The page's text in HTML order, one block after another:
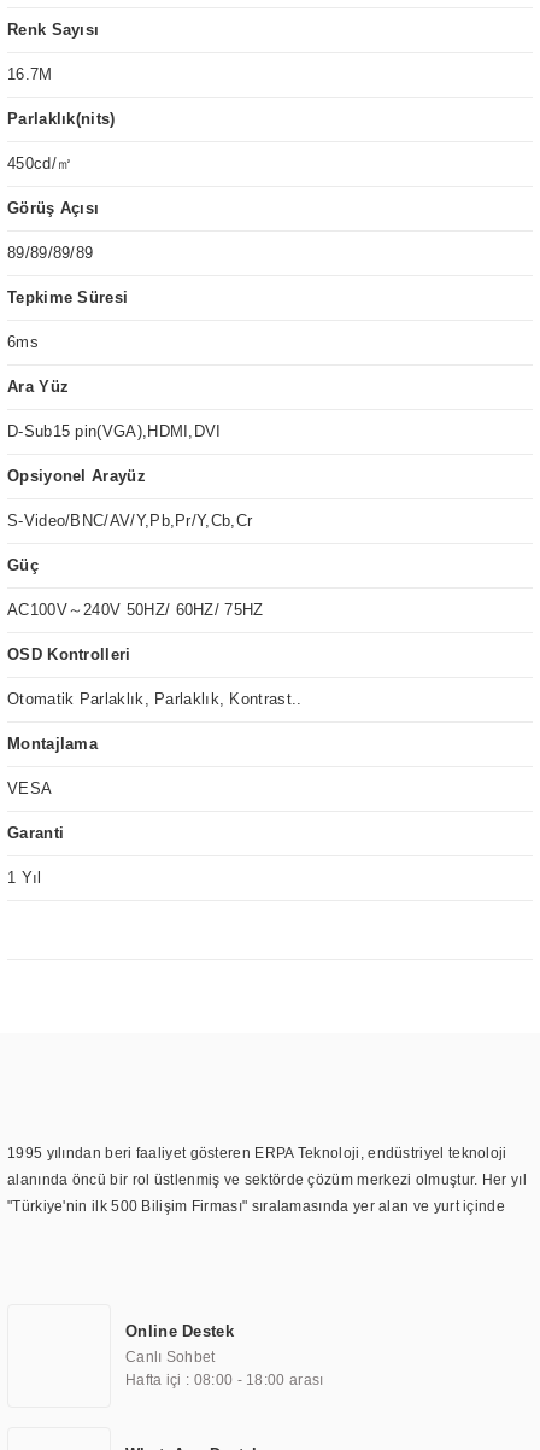
Renk Sayısı
16.7M
Parlaklık(nits)
450cd/㎡
Görüş Açısı
89/89/89/89
Tepkime Süresi
6ms
Ara Yüz
D-Sub15 pin(VGA),HDMI,DVI
Opsiyonel Arayüz
S-Video/BNC/AV/Y,Pb,Pr/Y,Cb,Cr
Güç
AC100V～240V 50HZ/ 60HZ/ 75HZ
OSD Kontrolleri
Otomatik Parlaklık, Parlaklık, Kontrast..
Montajlama
VESA
Garanti
1 Yıl
1995 yılından beri faaliyet gösteren ERPA Teknoloji, endüstriyel teknoloji
alanında öncü bir rol üstlenmiş ve sektörde çözüm merkezi olmuştur. Her yıl
"Türkiye'nin ilk 500 Bilişim Firması" sıralamasında yer alan ve yurt içinde
TOCHI markası altında kendi ürettiği ürünlerde kullanmıştır. Günümüzde
TOCHI; videowall, digital signage, kiosk, totem, akıllı durak ekranı, araç içi
ekran, asansör ekranı, digital menüboard, marin ekran, medikal ekran,
ekranları, endüstriyel ekranlar, kapı önü bilgi ekranları, panel PC,
Online Destek
Canlı Sohbet
Hafta içi : 08:00 - 18:00 arası